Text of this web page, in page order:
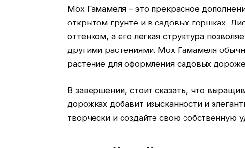
Мох Гамамеля – это прекрасное
открытом грунте и в садовых горшках.
оттенком, а его легкая структура
другими растениями. Мох Гамамеля
растение для оформления садовых
В завершении, стоит сказать, что
дорожках добавит изысканности и
творчески и создайте свою собственную